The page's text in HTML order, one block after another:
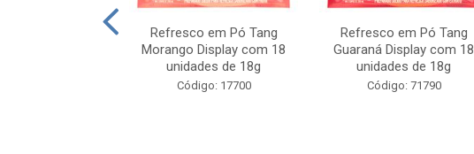
Refresco em Pó Tang
Morango Display com 18
unidades de 18g
Código: 17700
Refresco em Pó Tang
Guaraná Display com 18
unidades de 18g
Código: 71790